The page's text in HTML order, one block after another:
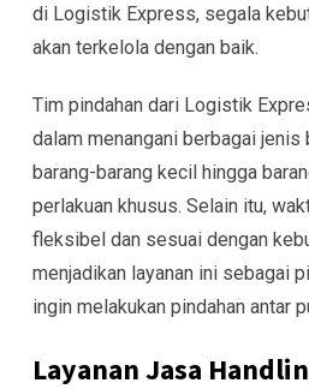
di Logistik Express, segala
akan terkelola dengan baik.
Tim pindahan dari Logistik
dalam menangani berbagai jenis
barang-barang kecil hingga
perlakuan khusus. Selain itu,
fleksibel dan sesuai dengan
menjadikan layanan ini sebagai
ingin melakukan pindahan antar
Layanan Jasa